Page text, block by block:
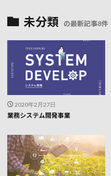
未分類 の最新記事8件
2020年2月27日
業務システム開発事業